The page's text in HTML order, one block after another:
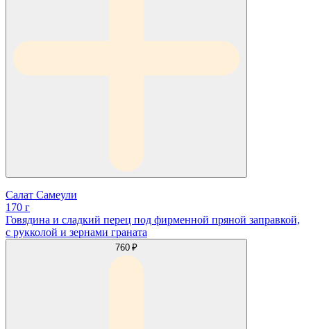
Салат Самеули
170 г
Говядина и сладкий перец под фирменной пряной заправкой,
с рукколой и зернами граната
760 ₽